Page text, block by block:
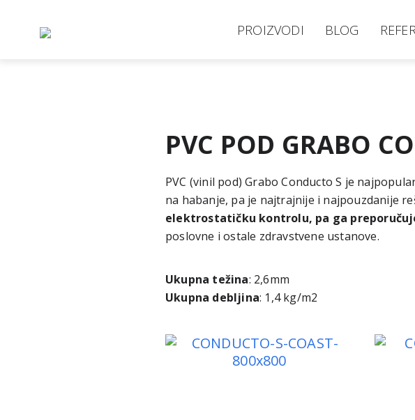
PROIZVODI BLOG
PVC POD GRABO
PVC (vinil pod) Grabo Conducto S je
na habanje, pa je najtrajnije i najpouzdanije
elektrostatičku kontrolu, pa ga
poslovne i ostale zdravstvene ustanove.
Ukupna težina: 2,6mm
Ukupna debljina: 1,4 kg/m2